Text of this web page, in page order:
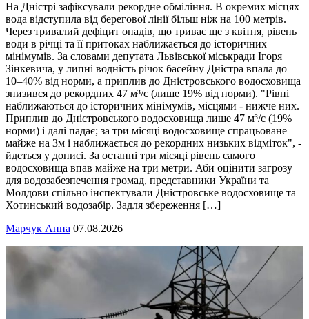
На Дністрі зафіксували рекордне обміління. В окремих місцях
вода відступила від берегової лінії більш ніж на 100 метрів.
Через тривалий дефіцит опадів, що триває ще з квітня, рівень
води в річці та її притоках наближається до історичних
мінімумів. За словами депутата Львівської міськради Ігоря
Зінкевича, у липні водність річок басейну Дністра впала до
10–40% від норми, а приплив до Дністровського водосховища
знизився до рекордних 47 м³/с (лише 19% від норми). "Рівні
наближаються до історичних мінімумів, місцями - нижче них.
Приплив до Дністровського водосховища лише 47 м³/с (19%
норми) і далі падає; за три місяці водосховище спрацьоване
майже на 3м і наближається до рекордних низьких відміток", -
йдеться у дописі. За останні три місяці рівень самого
водосховища впав майже на три метри. Аби оцінити загрозу
для водозабезпечення громад, представники України та
Молдови спільно інспектували Дністровське водосховище та
Хотинський водозабір. Задля збереження […]
Марчук Анна 07.08.2026